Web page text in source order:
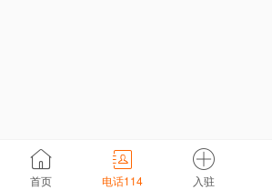
首页 电话114 入驻